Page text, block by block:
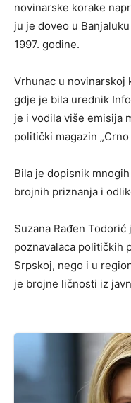
novinarske korake
ju je doveo u
1997. godine.
Vrhunac u novinarskoj
gdje je bila urednik
je i vodila više emisija
politički magazin „Crno
Bila je dopisnik
brojnih priznanja i
Suzana Rađen
poznavalaca političkih
Srpskoj, nego i u
je brojne ličnosti iz